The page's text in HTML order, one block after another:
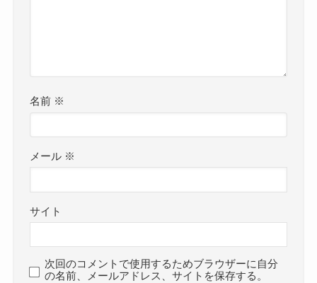
名前 ※
メール ※
サイト
次回のコメントで使用するためブラウザーに自分
の名前、メールアドレス、サイトを保存する。